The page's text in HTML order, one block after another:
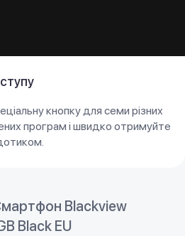
кнопку для семи різних
програм і швидко отримуйте
Blackview
Black EU